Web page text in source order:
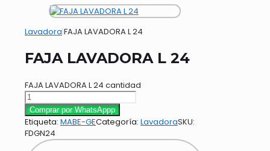
Lavadora|FAJA LAVADORA L 24
FAJA LAVADORA L 24
FAJA LAVADORA L 24 cantidad
Comprar por WhatsAppp
Etiqueta: MABE-GECategoría: LavadoraSKU:
FDGN24